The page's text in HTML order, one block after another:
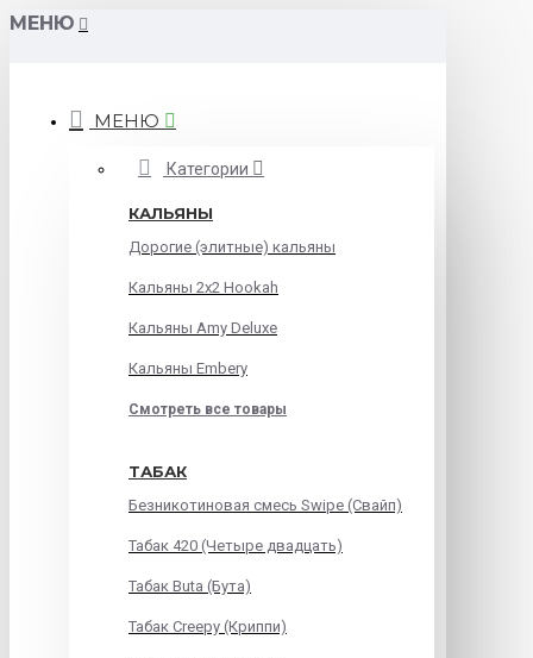
МЕНЮ
МЕНЮ
Категории
КАЛЬЯНЫ
Дорогие (элитные) кальяны
Кальяны 2х2 Hookah
Кальяны Amy Deluxe
Кальяны Embery
Смотреть все товары
ТАБАК
Безникотиновая смесь Swipe (Свайп)
Табак 420 (Четыре двадцать)
Табак Buta (Бута)
Табак Creepy (Криппи)